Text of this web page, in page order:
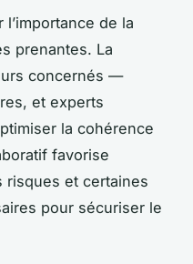
de la
prenantes. La
concernés —
et experts
la cohérence
favorise
risques et certaines
pour sécuriser le